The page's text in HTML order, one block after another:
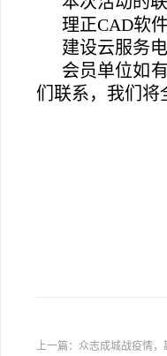
理正CAD软
建设云服务
会员单位如
们联系，我们将
上一篇： 众志成城战疫情